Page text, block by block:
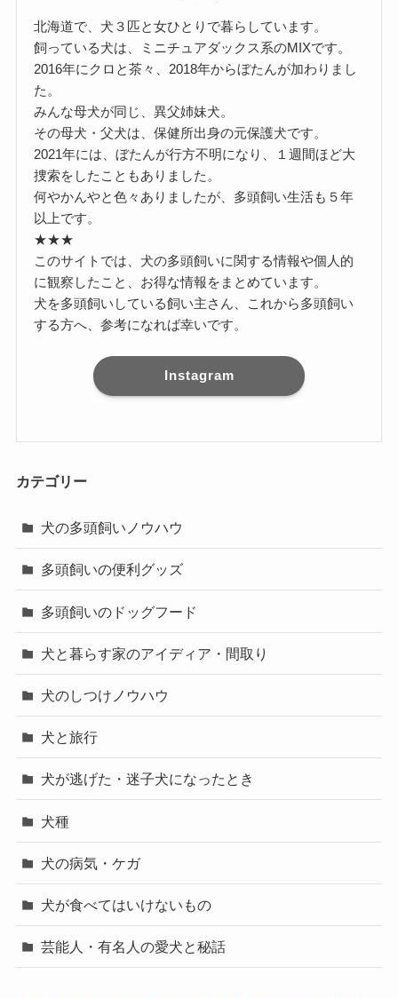
北海道で、犬３匹と女ひとりで暮らしています。
飼っている犬は、ミニチュアダックス系のMIXです。
2016年にクロと茶々、2018年からぼたんが加わりまし
た。
みんな母犬が同じ、異父姉妹犬。
その母犬・父犬は、保健所出身の元保護犬です。
2021年には、ぼたんが行方不明になり、１週間ほど大
捜索をしたこともありました。
何やかんやと色々ありましたが、多頭飼い生活も５年
以上です。
★★★
このサイトでは、犬の多頭飼いに関する情報や個人的
に観察したこと、お得な情報をまとめています。
犬を多頭飼いしている飼い主さん、これから多頭飼い
する方へ、参考になれば幸いです。
Instagram
カテゴリー
犬の多頭飼いノウハウ
多頭飼いの便利グッズ
多頭飼いのドッグフード
犬と暮らす家のアイディア・間取り
犬のしつけノウハウ
犬と旅行
犬が逃げた・迷子犬になったとき
犬種
犬の病気・ケガ
犬が食べてはいけないもの
芸能人・有名人の愛犬と秘話